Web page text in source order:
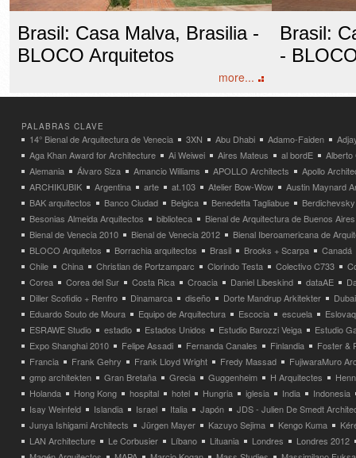
Brasil: Casa Malva, Brasilia -
BLOCO Arquitetos
more...
Brasil:
-
PALABRAS CLAVE
14° Bienal de Arquitectura de Venecia 3XN Abu Dhabi Adamo-Faiden
Aga Khan Award for Architecture
Ai Weiwei Aires Mateus al bordE
Alberto
Alemania
Álvaro Siza Amancio Williams APOLLO Architects
Apollo
ARCHIKUBIK
Argentina arte at.103 Atelier Bow-Wow
Austin Maynard
BAK arquitectos
Banco Ciudad Belgica Benedetta Tagliabue
Besonias Almeida Arquitectos
biblioteca
Bienal de Arquitectura de Buenos Aires
Bienal de Venecia 2010
Bienal de Venecia 2012
Bienal Iberoamericana de
BLOCO Arquitetos
Borrachia arquitectos Brasil Brooks + Scarpa
Canadá
Chile
China Christian de Portzamparc Clorindo Testa Colectivo C733
Corea
Corea del Sur Costa Rica Croacia Daniel Libeskind dataAE
Diller Scofidio + Renfro
Dinamarca diseño Dorte Mandrup Arkitekter
Dubai
Eduardo Souto de Moura
Equipo de Arquitectura Escocia escuela
ESRAWE Studio
estadio Estados Unidos Estudio Barozzi Veiga
Estudio
Expo Shanghai 2010
Felipe Assadi Fernanda Canales Finlandia
Foster &
Francia
Frank Gehry Frank Lloyd Wright Fredy Massad
FujiwaraMuro
gmp architekten
Gran Bretaña Grecia Guggenheim H Arquitectes
Holanda
Hong Kong hospital hotel Hungria iglesia India
Indonesia
Isay Weinfeld
Islandia Israel Italia Japón
JDS - Julien De Smedt
Junya Ishigami Architects
Jürgen Mayer Kazuyo Sejima Kengo Kuma
LAN Architecture
Le Corbusier Líbano Lituania Londres
Londres 2012